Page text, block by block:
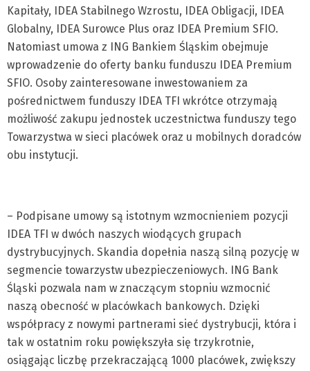
Kapitały, IDEA Stabilnego Wzrostu, IDEA Obligacji, IDEA
Globalny, IDEA Surowce Plus oraz IDEA Premium SFIO.
Natomiast umowa z ING Bankiem Śląskim obejmuje
wprowadzenie do oferty banku funduszu IDEA Premium
SFIO. Osoby zainteresowane inwestowaniem za
pośrednictwem funduszy IDEA TFI wkrótce otrzymają
możliwość zakupu jednostek uczestnictwa funduszy tego
Towarzystwa w sieci placówek oraz u mobilnych doradców
obu instytucji.
– Podpisane umowy są istotnym wzmocnieniem pozycji
IDEA TFI w dwóch naszych wiodących grupach
dystrybucyjnych. Skandia dopełnia naszą silną pozycję w
segmencie towarzystw ubezpieczeniowych. ING Bank
Śląski pozwala nam w znaczącym stopniu wzmocnić
naszą obecność w placówkach bankowych. Dzięki
współpracy z nowymi partnerami sieć dystrybucji, która i
tak w ostatnim roku powiększyła się trzykrotnie,
osiągając liczbę przekraczającą 1000 placówek, zwiększy